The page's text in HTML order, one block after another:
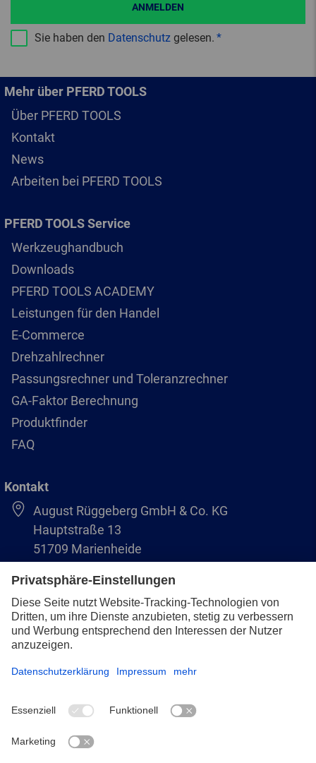
Sie haben den Datenschutz gelesen.
ANMELDEN
Mehr über PFERD TOOLS
Über PFERD TOOLS
Kontakt
News
Arbeiten bei PFERD TOOLS
PFERD TOOLS Service
Werkzeughandbuch
Downloads
PFERD TOOLS ACADEMY
Leistungen für den Handel
E-Commerce
Drehzahlrechner
Passungsrechner und Toleranzrechner
GA-Faktor Berechnung
Produktfinder
FAQ
Kontakt
August Rüggeberg GmbH & Co. KG
Hauptstraße 13
51709 Marienheide
+49 2264 9-0
info@pferd.com
+49 2264 9-400
Datenschutz
AVB